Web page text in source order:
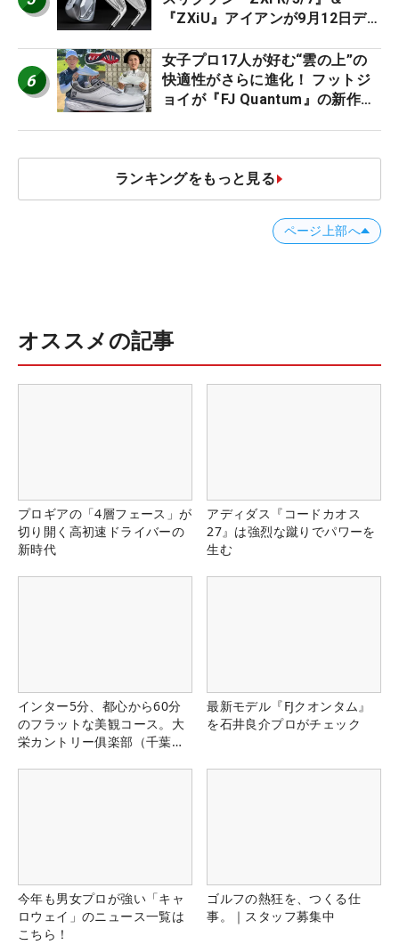
『ZXiU』アイアンが9月12日デ
6
女子プロ17人が好む“雲の上”の
快適性がさらに進化！ フットジ
ョイが『FJ Quantum』の新作を
ランキングをもっと見る
ページ上部へ
オススメの記事
プロギアの「4層フェース」が
切り開く高初速ドライバーの
新時代
アディダス『コードカオス
27』は強烈な蹴りでパワーを
生む
インター5分、都心から60分
のフラットな美観コース。大
栄カントリー俱楽部（千葉
最新モデル『FJクオンタム』
を石井良介プロがチェック
今年も男女プロが強い「キャ
ロウェイ」のニュース一覧は
こちら！
ゴルフの熱狂を、つくる仕
事。｜スタッフ募集中